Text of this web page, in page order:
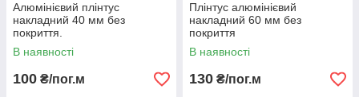
Алюмінієвий плінтус
накладний 40 мм без
покриття.
В наявності
100 ₴/пог.м
Плінтус алюмінієвий
накладний 60 мм без
покриття
В наявності
130 ₴/пог.м